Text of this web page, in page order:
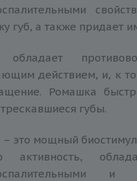
губ, а также придает
обладает
действием, и, к
Ромашка
губы.
– это мощный
активность,
и